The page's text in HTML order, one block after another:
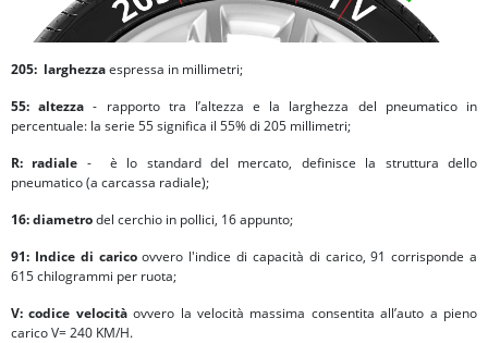
205: larghezzaespressa in millimetri;
55: altezza- rapporto tra l’altezza e la larghezza del pneumatico in
percentuale: la serie 55 significa il 55% di 205 millimetri;
R: radiale - è lo standard del mercato, definisce la struttura dello
pneumatico (a carcassa radiale);
16:diametrodel cerchio in pollici, 16 appunto;
91: Indice di caricoovvero l'indice di capacità di carico, 91 corrisponde a
615 chilogrammi per ruota;
V: codice velocitàovvero la velocità massima consentita all’auto a pieno
carico V= 240 KM/H.